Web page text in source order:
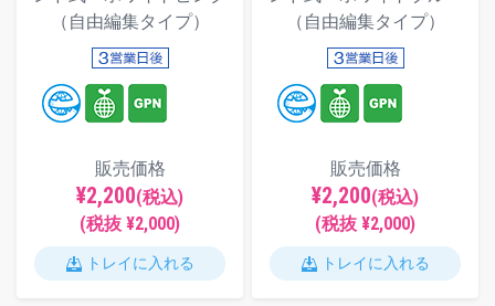
（自由編集タイプ）
販売価格
¥2,200(税込)
(税抜 ¥2,000)
トレイに入れる
（自由編集タイプ）
販売価格
¥2,200(税込)
(税抜 ¥2,000)
トレイに入れる